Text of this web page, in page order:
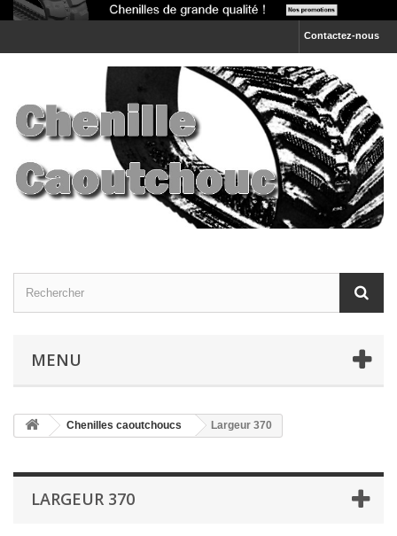
Contactez-nous
MENU
Chenilles caoutchoucs Largeur 370
LARGEUR 370